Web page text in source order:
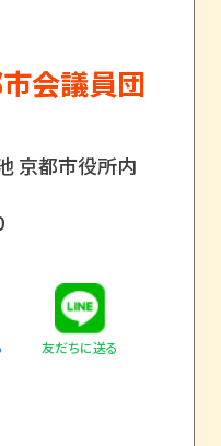
会議員団
京都市役所内
友だちに送る